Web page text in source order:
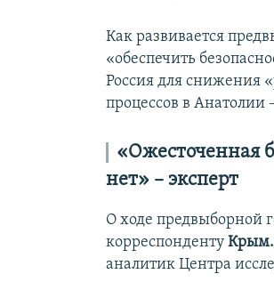
Как развивается
«обеспечить
Россия для снижения
процессов в Анатолии
«Ожесточенная
нет» – эксперт
О ходе предвыборной
корреспонденту
аналитик Центра